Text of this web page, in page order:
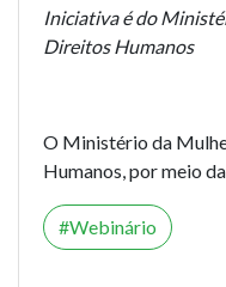
Iniciativa é do
Direitos Humanos
O Ministério da
Humanos, por meio
Webinário